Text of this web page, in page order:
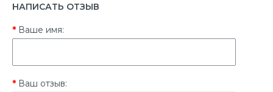
НАПИСАТЬ ОТЗЫВ
Ваше имя:
Ваш отзыв: